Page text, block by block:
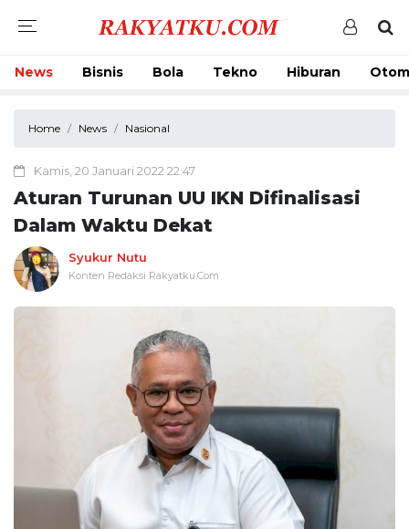
News Bisnis Bola Tekno Hiburan
Home News Nasional
Kamis, 20 Januari 2022 22:47
Aturan Turunan UU IKN Difinalisasi
Dalam Waktu Dekat
Syukur Nutu
Konten Redaksi Rakyatku.Com